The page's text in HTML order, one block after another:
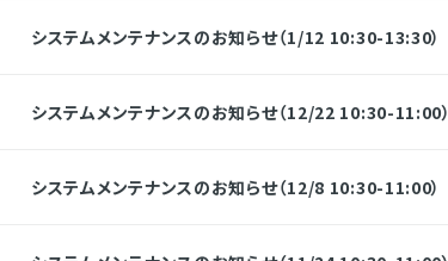
システムメンテナンスのお知らせ（1/12 10:30-13:30）
システムメンテナンスのお知らせ（12/22 10:30-11:00）
システムメンテナンスのお知らせ（12/8 10:30-11:00）